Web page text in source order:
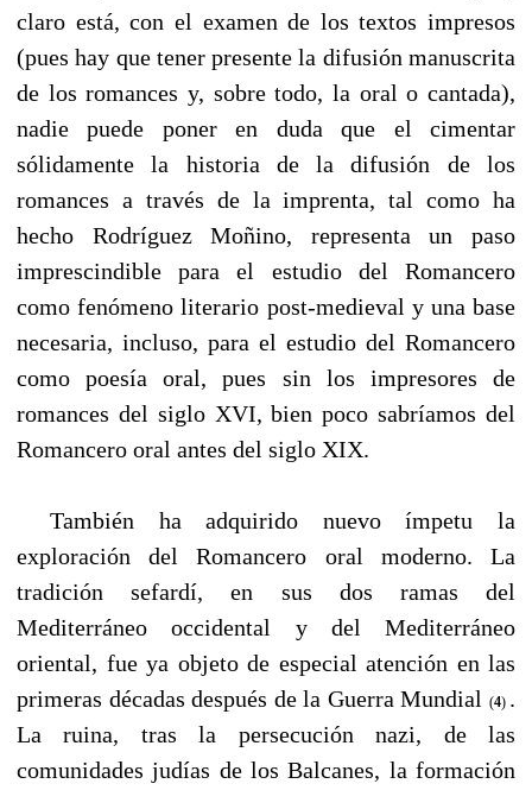
claro está, con el examen de los textos impresos
(pues hay que tener presente la difusión manuscrita
de los romances y, sobre todo, la oral o cantada),
nadie puede poner en duda que el cimentar
sólidamente la historia de la difusión de los
romances a través de la imprenta, tal como ha
hecho Rodríguez Μοñinο, representa un paso
imprescindible para el estudio del Romancero
como fenómeno literario post-medieval y una base
necesaria, incluso, para el estudio del Romancero
como poesía oral, pues sin los impresores de
romances del siglo XVI, bien poco sabríamos del
Romancero oral antes del siglo XIX.
También ha adquirido nuevo ímpetu la
exploración del Romancero oral moderno. La
tradición sefardí, en sus dos ramas del
Mediterráneo occidental y del Mediterráneo
oriental, fue ya objeto de especial atención en las
primeras décadas después de la Guerra Mundial (4) .
La ruina, tras la persecución nazi, de las
comunidades judías de los Balcanes, la formación